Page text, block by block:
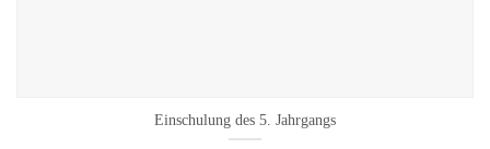
Einschulung des 5. Jahrgangs